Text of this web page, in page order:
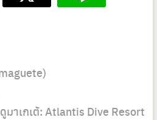
มาเกเต้: Atlantis Dive Resort